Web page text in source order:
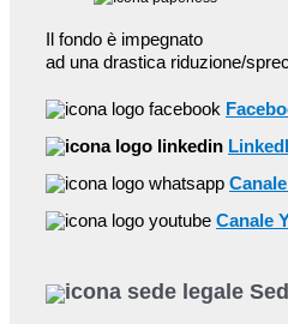
Il fondo è impegnato
ad una drastica riduzione/
Canale